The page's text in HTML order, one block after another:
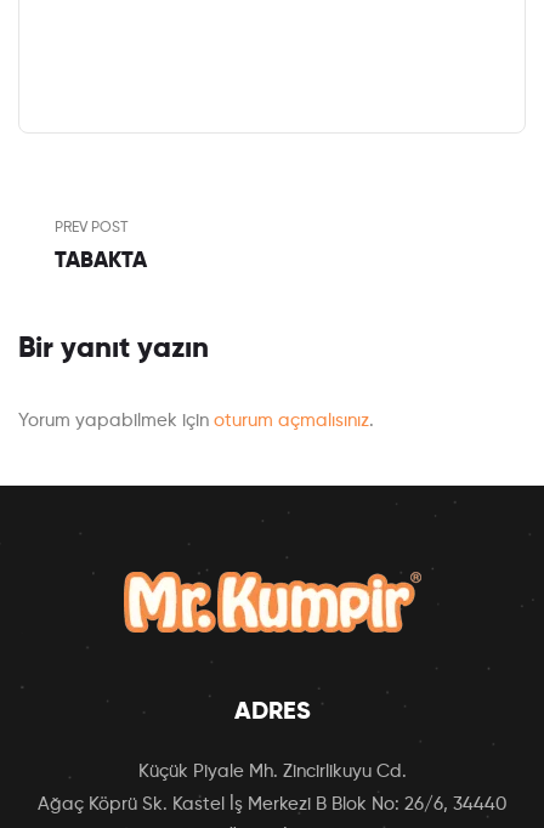
PREV POST
TABAKTA
Bir yanıt yazın
Yorum yapabilmek için oturum açmalısınız.
ADRES
Küçük Piyale Mh. Zincirlikuyu Cd.
Ağaç Köprü Sk. Kastel İş Merkezi B Blok No: 26/6, 34440